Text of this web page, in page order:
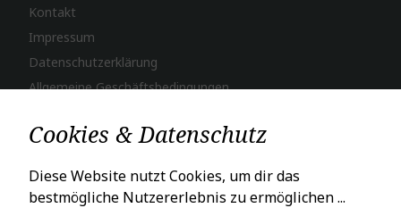
Kontakt
Impressum
Datenschutzerklärung
Allgemeine Geschäftsbedingungen
Bestellvorgang
Cookies & Datenschutz
Diese Website nutzt Cookies, um dir das
bestmögliche Nutzererlebnis zu ermöglichen ...